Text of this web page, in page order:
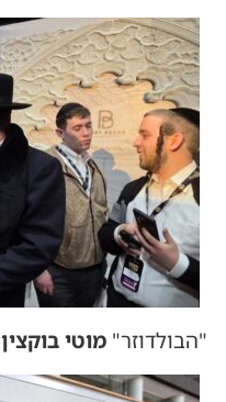
"הבולדוזר" מוטי בוקצין